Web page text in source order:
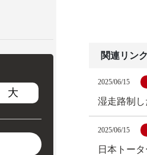
大
関連リンク
2025/06/15
湿走路制
2025/06/15
日本トー